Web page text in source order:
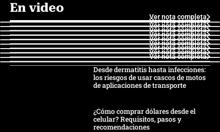
En video
Ver nota completa
Ver nota completa
Ver nota completa
Ver nota completa
Ver nota completa
Ver nota completa
Ver nota completa
Ver nota completa
Ver nota completa
Ver nota completa
Desde dermatitis hasta infecciones:
los riesgos de usar cascos de motos
de aplicaciones de transporte
¿Cómo comprar dólares desde el
celular? Requisitos, pasos y
recomendaciones